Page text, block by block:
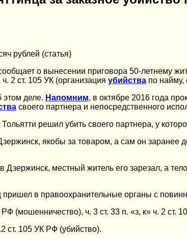
рублей (статья)
о вынесении приговора 50-летнему
2 ст. 105 УК (организация убийства по найму,
деле. Напомним, в октябре 2016 года
своего партнера и непосредственного
решил убить своего партнера, у
якобы за товаром, а сам он заранее
Дзержинск, местный житель его зарезал, а
в правоохранительные органы с
(мошенничество), ч. 3 ст. 33 п. «з, к» ч. 2
ст. 105 УК РФ (убийство).